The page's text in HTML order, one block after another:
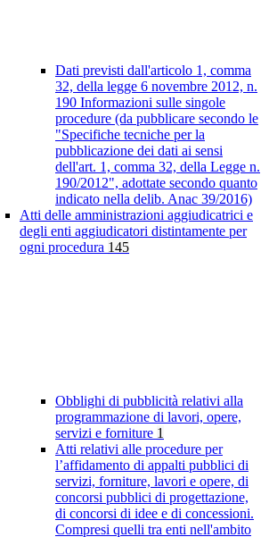
Dati previsti dall'articolo 1, comma
32, della legge 6 novembre 2012, n.
190 Informazioni sulle singole
procedure (da pubblicare secondo le
"Specifiche tecniche per la
pubblicazione dei dati ai sensi
dell'art. 1, comma 32, della Legge n.
190/2012", adottate secondo quanto
indicato nella delib. Anac 39/2016)
Atti delle amministrazioni aggiudicatrici e
degli enti aggiudicatori distintamente per
ogni procedura 145
Obblighi di pubblicità relativi alla
programmazione di lavori, opere,
servizi e forniture 1
Atti relativi alle procedure per
l’affidamento di appalti pubblici di
servizi, forniture, lavori e opere, di
concorsi pubblici di progettazione,
di concorsi di idee e di concessioni.
Compresi quelli tra enti nell'ambito